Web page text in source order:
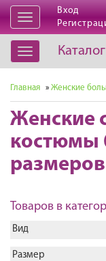
Открыть
навигацию
Вход
Открыть
навигацию
Главная » Женские
Женские
костюмы
размеров
Товаров в
Вид
Размер